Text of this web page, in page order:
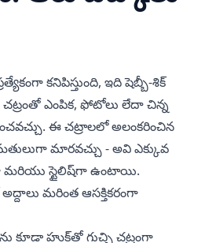
కనిపిస్తుంది, ఇది షెబ్బీ-శిక్
చట్రంతో ఎంపిక, ఫోటోలు లేదా చిన్న
ఈ చట్రాలలో అలంకరించిన
మారవచ్చు - అవి ఎక్కువ
మరియు స్టైలిష్‌గా ఉంటాయి.
మరింత ఆసక్తికరంగా
కూడా హుక్‌తో గుచ్చి చట్రంగా